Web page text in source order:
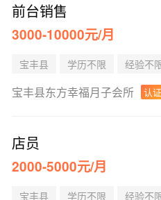
前台销售
3000-10000元/月
宝丰县 学历不限 经验不
宝丰县东方幸福月子会所 认证
店员
2000-5000元/月
宝丰县 学历不限 经验不